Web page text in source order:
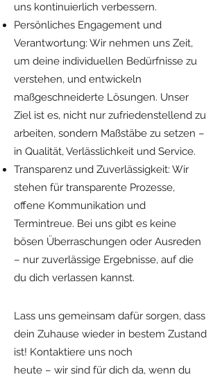
uns kontinuierlich verbessern.
Persönliches Engagement und
Verantwortung: Wir nehmen uns Zeit,
um deine individuellen Bedürfnisse zu
verstehen, und entwickeln
maßgeschneiderte Lösungen. Unser
Ziel ist es, nicht nur zufriedenstellend zu
arbeiten, sondern Maßstäbe zu setzen –
in Qualität, Verlässlichkeit und Service.
Transparenz und Zuverlässigkeit: Wir
stehen für transparente Prozesse,
offene Kommunikation und
Termintreue. Bei uns gibt es keine
bösen Überraschungen oder Ausreden
– nur zuverlässige Ergebnisse, auf die
du dich verlassen kannst.
Lass uns gemeinsam dafür sorgen, dass
dein Zuhause wieder in bestem Zustand
ist! Kontaktiere uns noch
heute – wir sind für dich da, wenn du